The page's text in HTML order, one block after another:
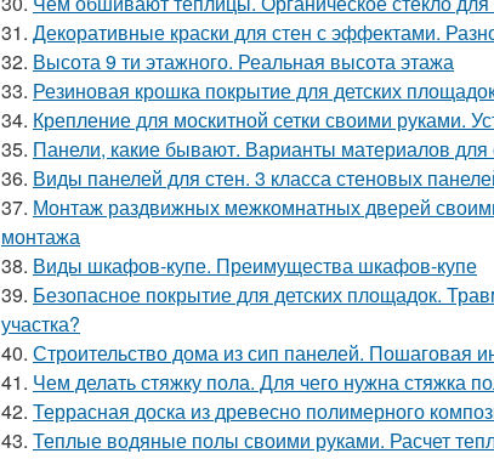
31. Декоративные краски для стен с эффектами.
32. Высота 9 ти этажного. Реальная высота этажа
33. Резиновая крошка покрытие для детских
34. Крепление для москитной сетки своими руками.
35. Панели, какие бывают. Варианты материалов
36. Виды панелей для стен. 3 класса стеновых
37. Монтаж раздвижных межкомнатных дверей
монтажа
38. Виды шкафов-купе. Преимущества шкафов-купе
39. Безопасное покрытие для детских площадок.
участка?
40. Строительство дома из сип панелей. Пошаговая
41. Чем делать стяжку пола. Для чего нужна стяжка
42. Террасная доска из древесно полимерного
43. Теплые водяные полы своими руками. Расчет